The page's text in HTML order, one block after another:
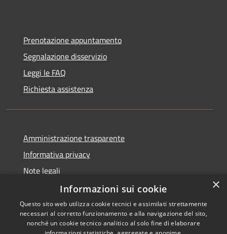
Prenotazione appuntamento
Segnalazione disservizio
Leggi le FAQ
Richiesta assistenza
Amministrazione trasparente
Informativa privacy
Note legali
Dichiarazione di accessibilità
×
Informazioni sui cookie
Questo sito web utilizza cookie tecnici e assimilati strettamente
necessari al corretto funzionamento e alla navigazione del sito,
nonché un cookie tecnico analitico al solo fine di elaborare